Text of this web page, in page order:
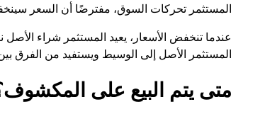
المستثمر تحركات السوق، مفترضًا أن السعر
عندما تنخفض الأسعار، يعيد المستثمر شراء
المستثمر الأصل إلى الوسيط ويستفيد من الفرق
متى يتم البيع على